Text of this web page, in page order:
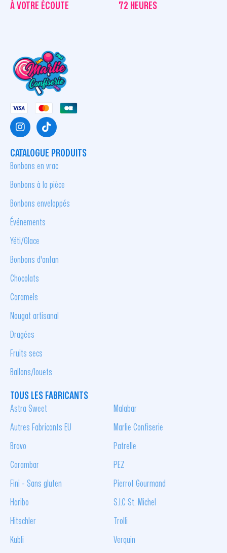
À VOTRE ÉCOUTE
72 HEURES
CATALOGUE PRODUITS
Bonbons en vrac
Bonbons à la pièce
Bonbons enveloppés
Événements
Yéti/Glace
Bonbons d'antan
Chocolats
Caramels
Nougat artisanal
Dragées
Fruits secs
Ballons/Jouets
TOUS LES FABRICANTS
Astra Sweet
Autres Fabricants EU
Bravo
Carambar
Fini - Sans gluten
Haribo
Hitschler
Kubli
Malabar
Marlie Confiserie
Patrelle
PEZ
Pierrot Gourmand
S.I.C St. Michel
Trolli
Verquin